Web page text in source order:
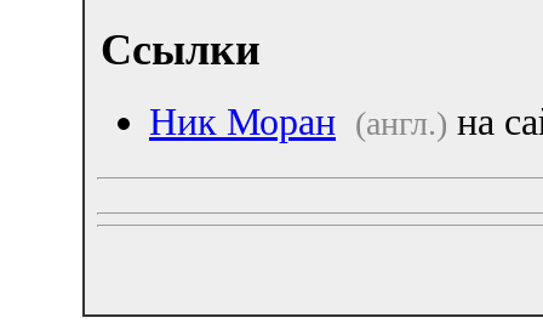
Ссылки
Ник Моран (англ.) на